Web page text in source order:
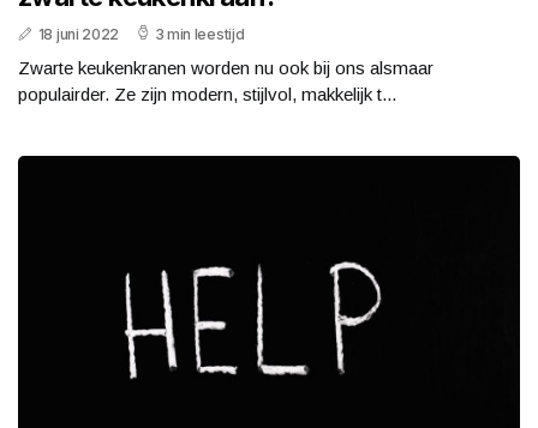
18 juni 2022 3 min leestijd
Zwarte keukenkranen worden nu ook bij ons alsmaar
populairder. Ze zijn modern, stijlvol, makkelijk t...